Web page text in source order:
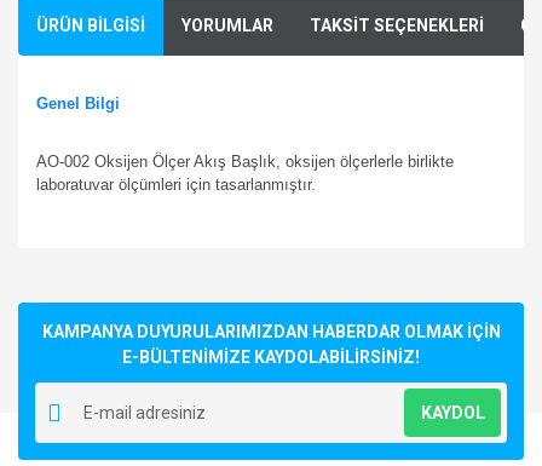
ÜRÜN BİLGİSİ YORUMLAR TAKSİT SEÇENEKLERİ
Genel Bilgi
AO-002 Oksijen Ölçer Akış Başlık, oksijen ölçerlerle birlikte
laboratuvar ölçümleri için tasarlanmıştır.
Yorum Yaz
kullanarak tarafımıza iletebilirsiniz.
Görüş ve önerileriniz için teşekkür ederiz.
Ürün resmi kalitesiz, bozuk veya görüntülenemiyor.
Ürün açıklamasında eksik bilgiler bulunuyor.
Ürün bilgilerinde hatalar bulunuyor.
KAMPANYA DUYURULARIMIZDAN HABERDAR OLMAK İÇİN
E-BÜLTENİMİZE KAYDOLABİLİRSİNİZ!
KAYDOL